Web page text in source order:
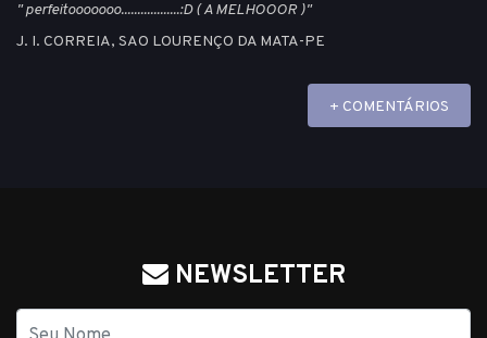
" perfeitooooooo..................:D ( A MELHOOOR )"
J. I. CORREIA, SAO LOURENÇO DA MATA-PE
+ COMENTÁRIOS
NEWSLETTER